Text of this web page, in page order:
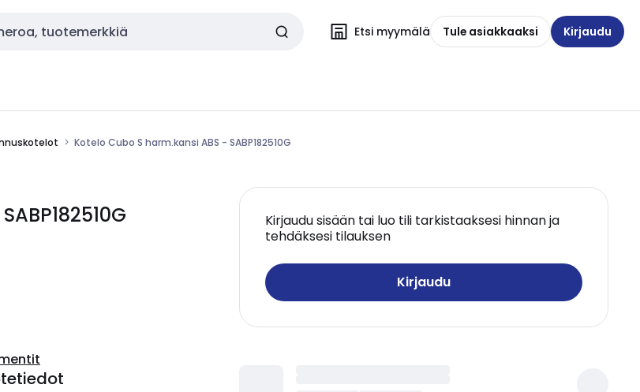
Etsi myymälä Tule asiakkaaksi Kirjaudu
Kotelo Cubo S harm.kansi ABS - SABP182510G
Kirjaudu sisään tai luo tili tarkistaaksesi hinnan ja
tehdäksesi tilauksen
Kirjaudu